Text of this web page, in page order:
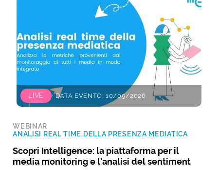
LIVE DATA EVENTO: 10/09/2026
WEBINAR
ANALISI REAL TIME DELLA PRESENZA MEDIATICA
Scopri Intelligence: la piattaforma per il
media monitoring e l’analisi del sentiment